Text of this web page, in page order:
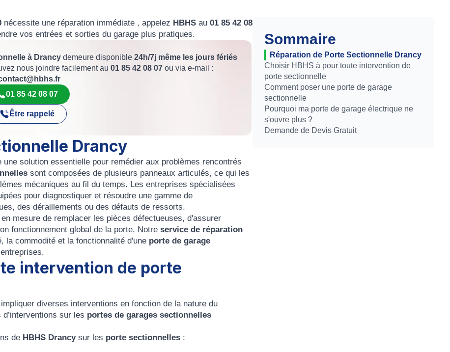
Sommaire
Réparation de Porte Sectionnelle Drancy
Choisir HBHS à pour toute intervention de
porte sectionnelle
Comment poser une porte de garage
sectionnelle
Pourquoi ma porte de garage électrique ne
s'ouvre plus ?
Demande de Devis Gratuit
nécessite une réparation immédiate , appelez HBHS au 01 85 42 08
vos entrées et sorties du garage plus pratiques.
à Drancy demeure disponible 24h/7j même les jours fériés
nous joindre facilement au 01 85 42 08 07ou via e-mail :
01 85 42 08 07
Être rappelé
Drancy
une solution essentielle pour remédier aux problèmes rencontrés
sont composées de plusieurs panneaux articulés, ce qui les
mécaniques au fil du temps. Les entreprises spécialisées
pour diagnostiquer et résoudre une gamme de
des déraillements ou des défauts de ressorts.
mesure de remplacer les pièces défectueuses, d'assurer
fonctionnement global de la porte. Notre service de réparation
la commodité et la fonctionnalité d'une porte de garage
intervention de porte
diverses interventions en fonction de la nature du
sur les portes de garages sectionnelles
de HBHS Drancy sur les porte sectionnelles :